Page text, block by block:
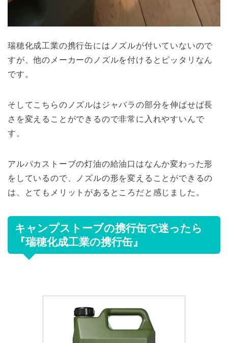
瑞穂化成工業の携行缶にはノズルが付いていないので
すが、他のメーカーのノズルを付けるとピッタリなん
です。
そしてこちらのノズルはジャバラの部分を伸ばせば長
さを変えることができるので非常に入れやすいんで
す。
アルパカストーブの灯油の給油口はなんか変わった形
をしているので、ノズルの形を変えることができるの
は、とてもメリットがあるところだと感じました。
キャンプストーブの携行缶で迷ったら
『瑞穂化成工業の携行缶』